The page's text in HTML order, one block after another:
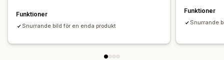
Funktioner
Snurrande bild för en enda produkt
Funktioner
Snurrande